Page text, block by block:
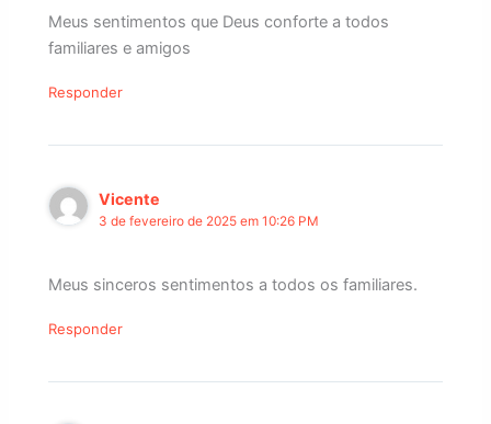
Meus sentimentos que Deus conforte a todos
familiares e amigos
Responder
Vicente
3 de fevereiro de 2025 em 10:26 PM
Meus sinceros sentimentos a todos os familiares.
Responder